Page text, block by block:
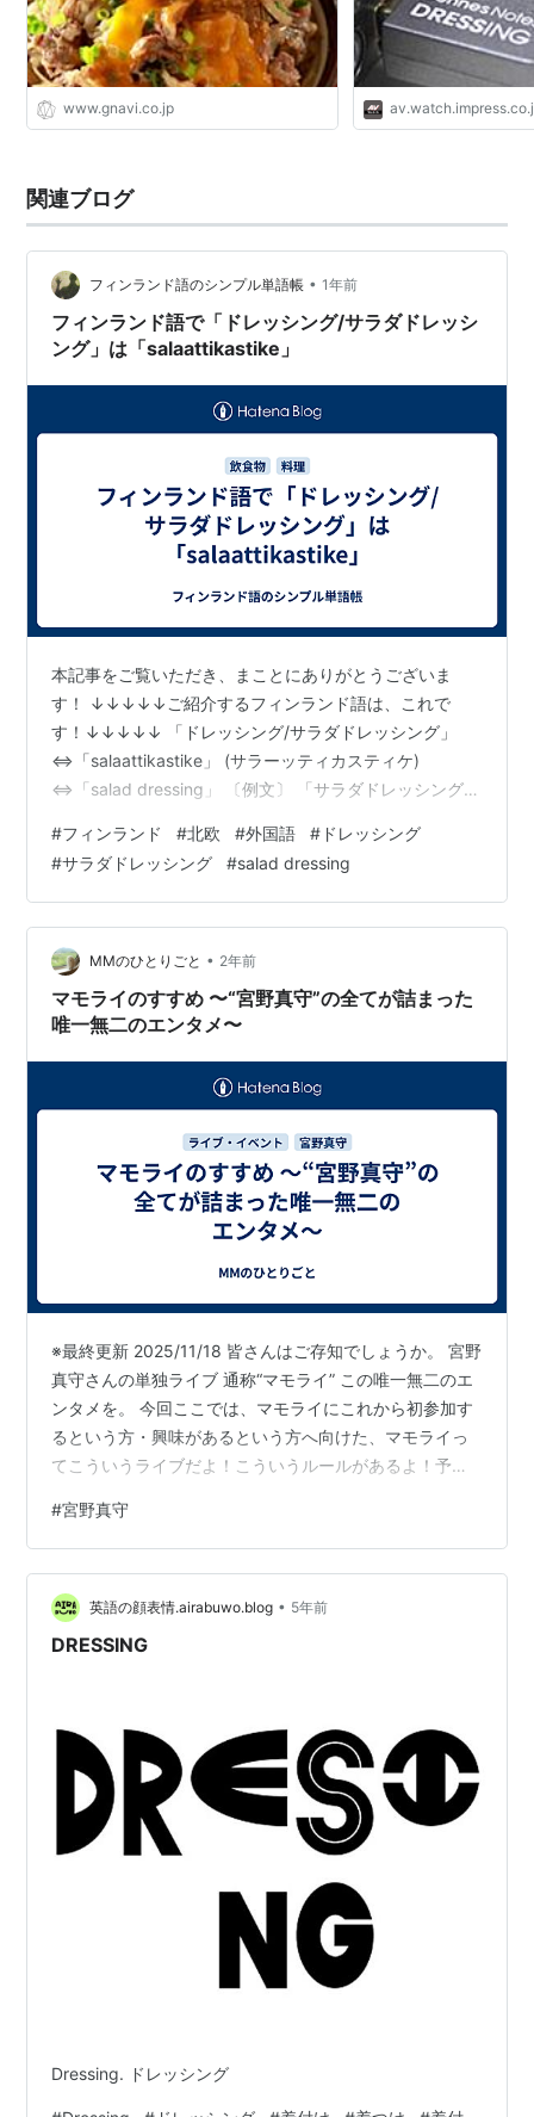
www.gnavi.co.jp
関連ブログ
フィンランド語のシンプル単語帳 • 1年前
フィンランド語で「ドレッシング/サラダドレッシ
ング」は「salaattikastike」
本記事をご覧いただき、まことにありがとうございま
す！ ↓↓↓↓↓ご紹介するフィンランド語は、これで
す！↓↓↓↓↓ 「ドレッシング/サラダドレッシング」
⇔「salaattikastike」 (サラーッティカスティケ)
⇔「salad dressing」 〔例文〕 「サラダドレッシングは
valita salaattikastikkeeni?」 (ヴォインコ ヴァリタ サラ
ーッティカスティッケーニ) ⇔「Can I choose my salad
dressing?」
・・・・・・・・・・・・・・・・・・・・・・・・・
・・・・・・・・・・ …
#フィンランド #北欧 #外国語 # ドレッシング
#サラダドレッシング #salad dressing
MMのひとりごと • 2年前
マモライのすすめ 〜“宮野真守”の全てが詰まった
唯一無二のエンタメ〜
※最終更新 2025/11/18 皆さんはご存知でしょうか。 宮野
真守さんの単独ライブ 通称“マモライ” この唯一無二のエ
ンタメを。 今回ここでは、マモライにこれから初参加す
るという方・興味があるという方へ向けた、マモライっ
てこういうライブだよ！こういうルールがあるよ！予習
＆攻略情報をまとめてみようと思います。初参加の方に
は不安を取り除いてよりマモライを楽しんでほしい。そ
して迷っている方には少しでも参加への後押しになりま
すように…！ そもそも宮野真守さんとは マモライってこ
ういうライブ！ みんなが楽しむためのルール＆マナー マ
#宮野真守
英語の顔表情.airabuwo.blog • 5年前
DRESSING
Dressing. ドレッシング